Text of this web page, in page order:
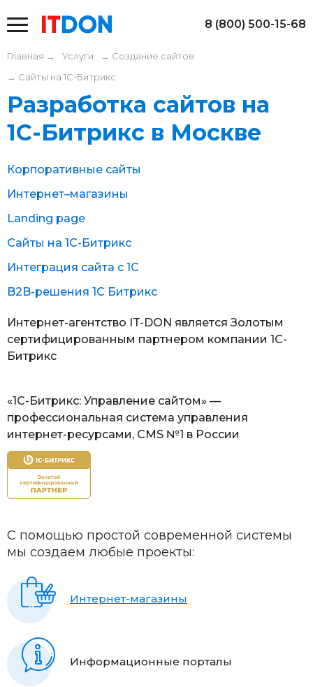
8 (800) 500-15-68
Главная → Услуги → Создание сайтов
→ Сайты на 1С-Битрикс
Разработка сайтов на
1С-Битрикс в Москве
Корпоративные сайты
Интернет–магазины
Landing page
Сайты на 1С-Битрикс
Интеграция сайта с 1С
B2B-решения 1С Битрикс
Интернет-агентство IT-DON является Золотым
сертифицированным партнером компании 1С-
Битрикс
«1С-Битрикс: Управление сайтом» —
профессиональная система управления
интернет-ресурсами, CMS №1 в России
С помощью простой современной системы
мы создаем любые проекты:
Интернет-магазины
Информационные порталы